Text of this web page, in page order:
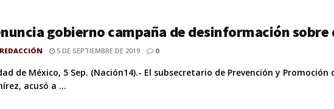
gobierno campaña de desinformación sobre
REDACCIÓN 5 DE SEPTIEMBRE DE 2019 0
de México, 5 Sep. (Nación14).- El ​​​​​​subsecretario de Prevención y
acusó a ...